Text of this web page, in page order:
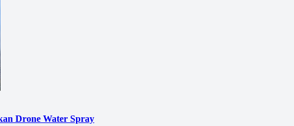
Drone Water Spray